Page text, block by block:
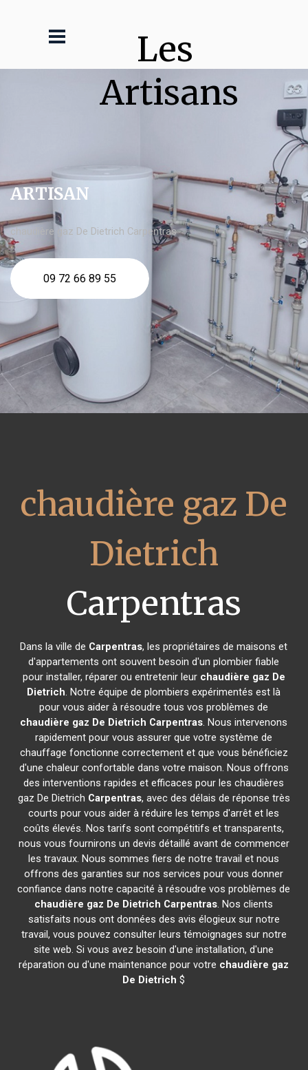
Les
Artisans
ARTISAN
chaudière gaz De Dietrich Carpentras
09 72 66 89 55
chaudière gaz De
Dietrich
Carpentras
Dans la ville de Carpentras, les propriétaires de maisons et
d'appartements ont souvent besoin d'un plombier fiable
pour installer, réparer ou entretenir leur chaudière gaz De
Dietrich. Notre équipe de plombiers expérimentés est là
pour vous aider à résoudre tous vos problèmes de
chaudière gaz De Dietrich Carpentras. Nous intervenons
rapidement pour vous assurer que votre système de
chauffage fonctionne correctement et que vous bénéficiez
d'une chaleur confortable dans votre maison. Nous offrons
des interventions rapides et efficaces pour les chaudières
gaz De Dietrich Carpentras, avec des délais de réponse très
courts pour vous aider à réduire les temps d'arrêt et les
coûts élevés. Nos tarifs sont compétitifs et transparents,
nous vous fournirons un devis détaillé avant de commencer
les travaux. Nous sommes fiers de notre travail et nous
offrons des garanties sur nos services pour vous donner
confiance dans notre capacité à résoudre vos problèmes de
chaudière gaz De Dietrich Carpentras. Nos clients
satisfaits nous ont données des avis élogieux sur notre
travail, vous pouvez consulter leurs témoignages sur notre
site web. Si vous avez besoin d'une installation, d'une
réparation ou d'une maintenance pour votre chaudière gaz
De Dietrich $